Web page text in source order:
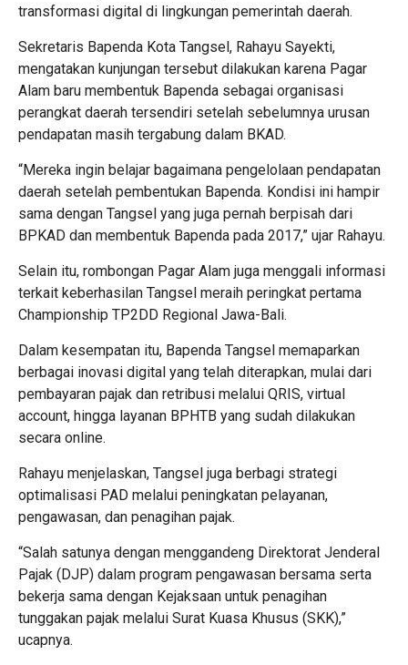
transformasi digital di lingkungan pemerintah daerah.
Sekretaris Bapenda Kota Tangsel, Rahayu Sayekti,
mengatakan kunjungan tersebut dilakukan karena Pagar
Alam baru membentuk Bapenda sebagai organisasi
perangkat daerah tersendiri setelah sebelumnya urusan
pendapatan masih tergabung dalam BKAD.
“Mereka ingin belajar bagaimana pengelolaan pendapatan
daerah setelah pembentukan Bapenda. Kondisi ini hampir
sama dengan Tangsel yang juga pernah berpisah dari
BPKAD dan membentuk Bapenda pada 2017,” ujar Rahayu.
Selain itu, rombongan Pagar Alam juga menggali informasi
terkait keberhasilan Tangsel meraih peringkat pertama
Championship TP2DD Regional Jawa-Bali.
Dalam kesempatan itu, Bapenda Tangsel memaparkan
berbagai inovasi digital yang telah diterapkan, mulai dari
pembayaran pajak dan retribusi melalui QRIS, virtual
account, hingga layanan BPHTB yang sudah dilakukan
secara online.
Rahayu menjelaskan, Tangsel juga berbagi strategi
optimalisasi PAD melalui peningkatan pelayanan,
pengawasan, dan penagihan pajak.
“Salah satunya dengan menggandeng Direktorat Jenderal
Pajak (DJP) dalam program pengawasan bersama serta
bekerja sama dengan Kejaksaan untuk penagihan
tunggakan pajak melalui Surat Kuasa Khusus (SKK),”
ucapnya.